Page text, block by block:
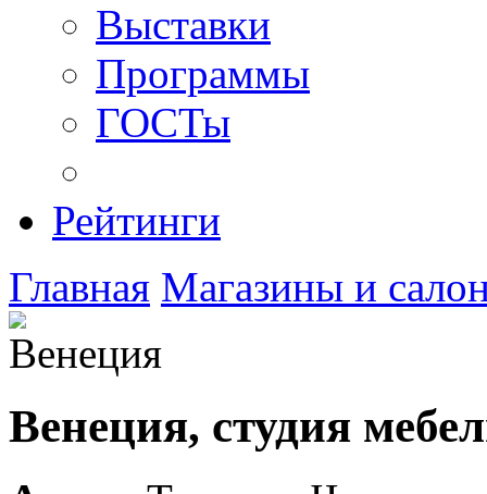
Выставки
Программы
ГОСТы
Рейтинги
Главная Магазины и
Венеция, студия